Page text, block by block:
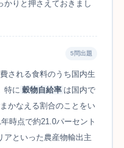
かりと押さえておきまし
5問出題
される食料のうち国内生
特に 穀物自給率 は国内で
かなえる割合のことをい
時点で約21.0パーセント
アといった農産物輸出主